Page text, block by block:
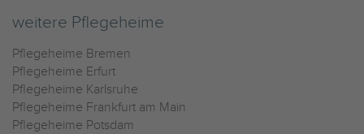
weitere Pflegeheime
Pflegeheime Bremen
Pflegeheime Erfurt
Pflegeheime Karlsruhe
Pflegeheime Frankfurt am Main
Pflegeheime Potsdam